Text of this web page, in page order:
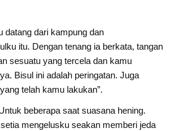
datang dari kampung dan
itu. Dengan tenang ia berkata, tangan
sesuatu yang tercela dan kamu
Bisul ini adalah peringatan. Juga
telah kamu lakukan”.
beberapa saat suasana hening.
mengelusku seakan memberi jeda